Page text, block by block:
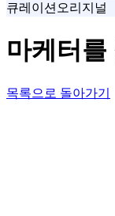
큐레이션 오리지널
마케터를
목록으로 돌아가기